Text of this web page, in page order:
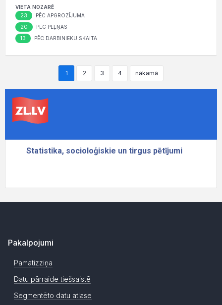
VIETA NOZARĒ
23 PĒC APGROZĪJUMA
20 PĒC PEĻŅAS
13 PĒC DARBINIEKU SKAITA
1 2 3 4 nākamā
Pakalpojumi
Pamatizziņa
Datu pārraide tiešsaistē
Segmentēto datu atlase